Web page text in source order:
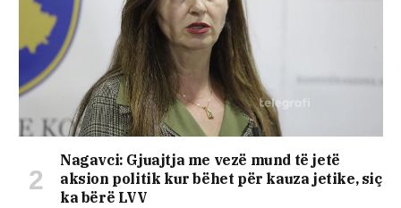
Nagavci: Gjuajtja me vezë mund të jetë
aksion politik kur bëhet për kauza jetike, siç
ka bërë LVV